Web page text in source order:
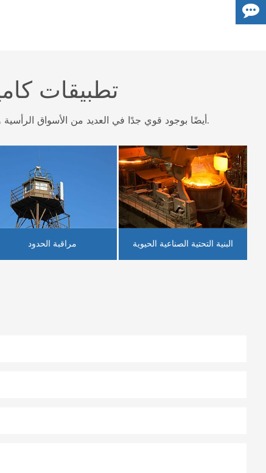
تطبيقات
بدلاً من التصنيف حسب أنواعها واستخدامها العام ، تتمتع منتجات>> لحلول كاميرات المراقبة CCTV br/> أيضًا بوجود قوي جدًا في العديد من الأسواق الرأسية والصناعات الخاصة.
مراقبة الحدود البنية التحتية الصناعية الحيوية